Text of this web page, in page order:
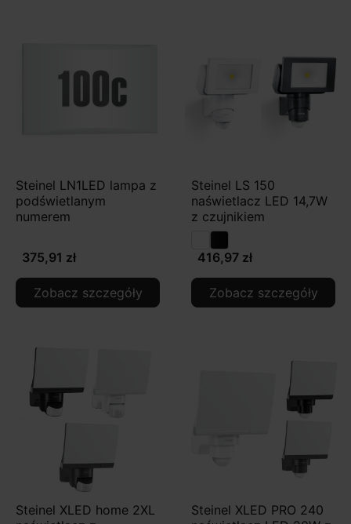
Steinel LN1LED lampa z
podświetlanym
numerem
375,91 zł
Zobacz szczegóły
Steinel LS 150
naświetlacz LED 14,7W
z czujnikiem
416,97 zł
Zobacz szczegóły
Steinel XLED home 2XL
Steinel XLED PRO 240